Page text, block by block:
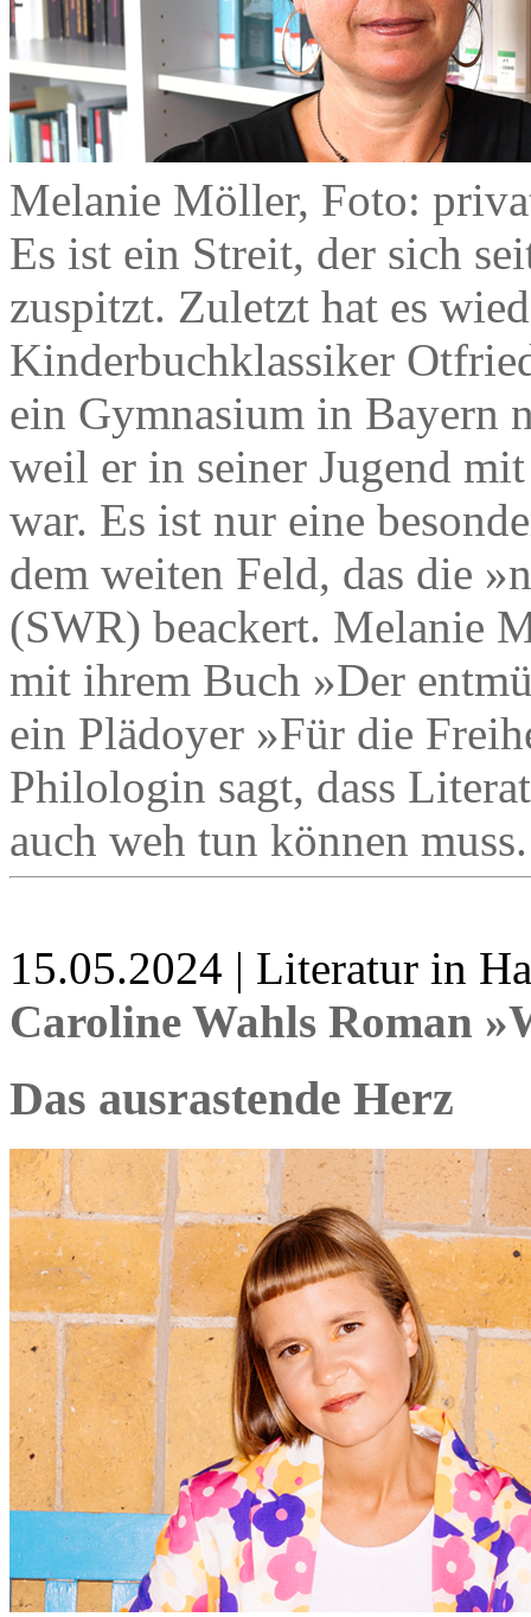
Melanie Möller, Foto:
Es ist ein Streit, der sich
zuspitzt. Zuletzt hat es
Kinderbuchklassiker
ein Gymnasium in Bayern
weil er in seiner Jugend
war. Es ist nur eine
dem weiten Feld, das die
(SWR) beackert. Melanie
mit ihrem Buch »Der
ein Plädoyer »Für die
Philologin sagt, dass
auch weh tun können muss.
15.05.2024 | Literatur in
Caroline Wahls Roman
Das ausrastende Herz